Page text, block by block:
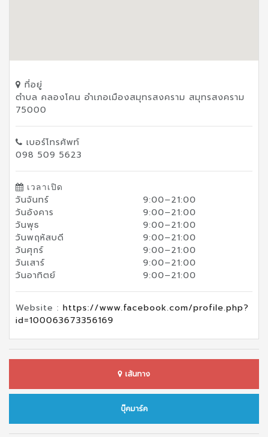
ที่อยู่
ตำบล คลองโคน อำเภอเมืองสมุทรสงคราม สมุทรสงคราม
75000
เบอร์โทรศัพท์
098 509 5623
เวลาเปิด
วันจันทร์
9:00–21:00
วันอังคาร
9:00–21:00
วันพุธ
9:00–21:00
วันพฤหัสบดี
9:00–21:00
วันศุกร์
9:00–21:00
วันเสาร์
9:00–21:00
วันอาทิตย์
9:00–21:00
Website : https://www.facebook.com/profile.php?
id=100063673356169
เส้นทาง
บุ๊คมาร์ค